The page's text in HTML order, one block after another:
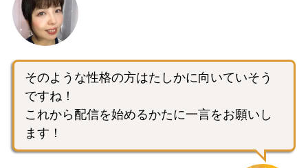
そのような性格の方はたしかに向いていそう
ですね！
これから配信を始めるかたに一言をお願いし
ます！